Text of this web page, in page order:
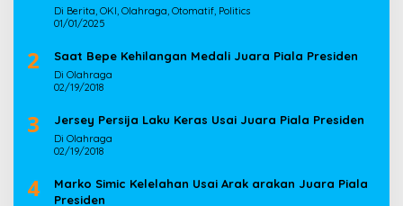
Di Berita, OKI, Olahraga, Otomatif, Politics
01/01/2025
2 Saat Bepe Kehilangan Medali Juara Piala Presiden
Di Olahraga
02/19/2018
3 Jersey Persija Laku Keras Usai Juara Piala Presiden
Di Olahraga
02/19/2018
4
Marko Simic Kelelahan Usai Arak arakan Juara Piala
Presiden